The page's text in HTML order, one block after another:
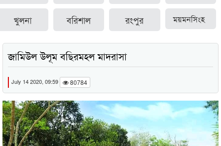
খুলনা বরিশাল রংপুর ময়মনসিংহ
জামিউল উলূম বছিরমহল মাদরাসা
July 14 2020, 09:59 80784